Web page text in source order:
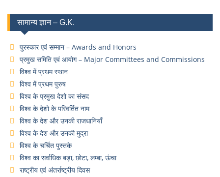
सामान्य ज्ञान – G.K.
पुरस्कार एवं सम्मान – Awards and Honors
प्रमुख समिति एवं आयोग – Major Committees and Commissions
विश्व में प्रथम स्थान
विश्व में प्रथम पुरुष
विश्व के प्रमुख देशो का संसद
विश्व के देशो के परिवर्तित नाम
विश्व के देश और उनकी राजधानियाँ
विश्व के देश और उनकी मुद्रा
विश्व के चर्चित पुस्तके
विश्व का सर्वाधिक बड़ा, छोटा, लम्बा, ऊंचा
राष्ट्रीय एवं अंतर्राष्ट्रीय दिवस